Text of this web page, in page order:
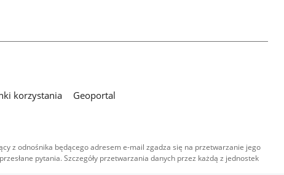
korzystania
Geoportal
z odnośnika będącego adresem e-mail zgadza się na przetwarzanie jego
pytania. Szczegóły przetwarzania danych przez każdą z jednostek